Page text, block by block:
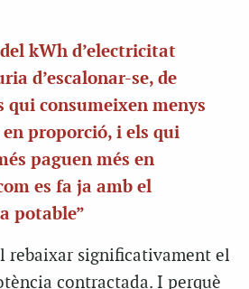
kWh d’electricitat
d’escalonar-se, de
qui consumeixen menys
proporció, i els qui
paguen més en
es fa ja amb el
potable”
rebaixar significativament el
contractada. I perquè